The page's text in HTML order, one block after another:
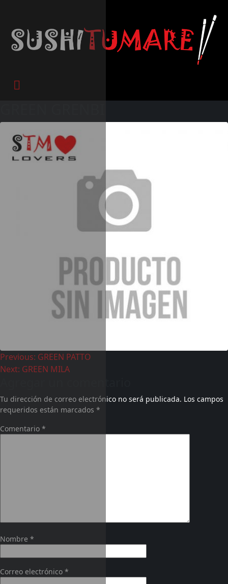
Previous: GREEN PATTO
Next: GREEN MILA
Tu dirección de correo electrónico no será publicada. Los campos
requeridos están marcados *
Comentario *
Nombre *
Correo electrónico *